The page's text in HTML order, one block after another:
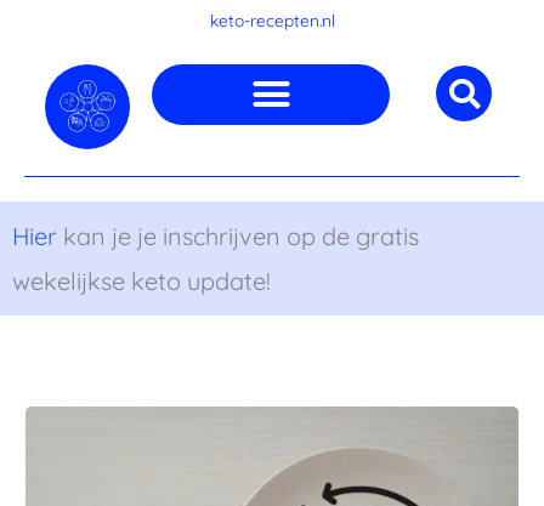
inhoud
keto-recepten.nl
Hier kan je je inschrijven op de gratis
wekelijkse keto update!